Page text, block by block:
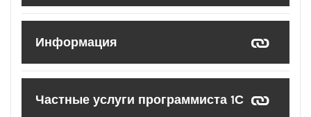
Информация
Частные услуги программиста 1С